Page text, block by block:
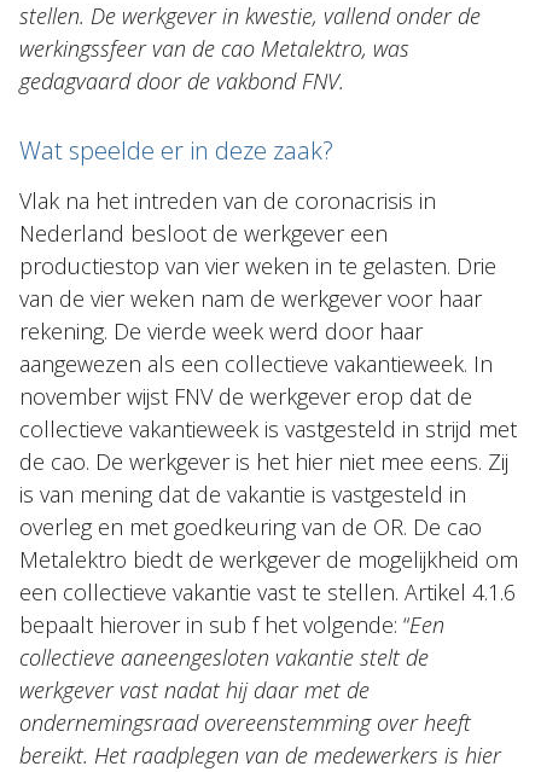
stellen. De werkgever in kwestie, vallend onder de
werkingssfeer van de cao Metalektro, was
gedagvaard door de vakbond FNV.
Wat speelde er in deze zaak?
Vlak na het intreden van de coronacrisis in
Nederland besloot de werkgever een
productiestop van vier weken in te gelasten. Drie
van de vier weken nam de werkgever voor haar
rekening. De vierde week werd door haar
aangewezen als een collectieve vakantieweek. In
november wijst FNV de werkgever erop dat de
collectieve vakantieweek is vastgesteld in strijd met
de cao. De werkgever is het hier niet mee eens. Zij
is van mening dat de vakantie is vastgesteld in
overleg en met goedkeuring van de OR. De cao
Metalektro biedt de werkgever de mogelijkheid om
een collectieve vakantie vast te stellen. Artikel 4.1.6
bepaalt hierover in sub f het volgende: “Een
collectieve aaneengesloten vakantie stelt de
werkgever vast nadat hij daar met de
ondernemingsraad overeenstemming over heeft
bereikt. Het raadplegen van de medewerkers is hier